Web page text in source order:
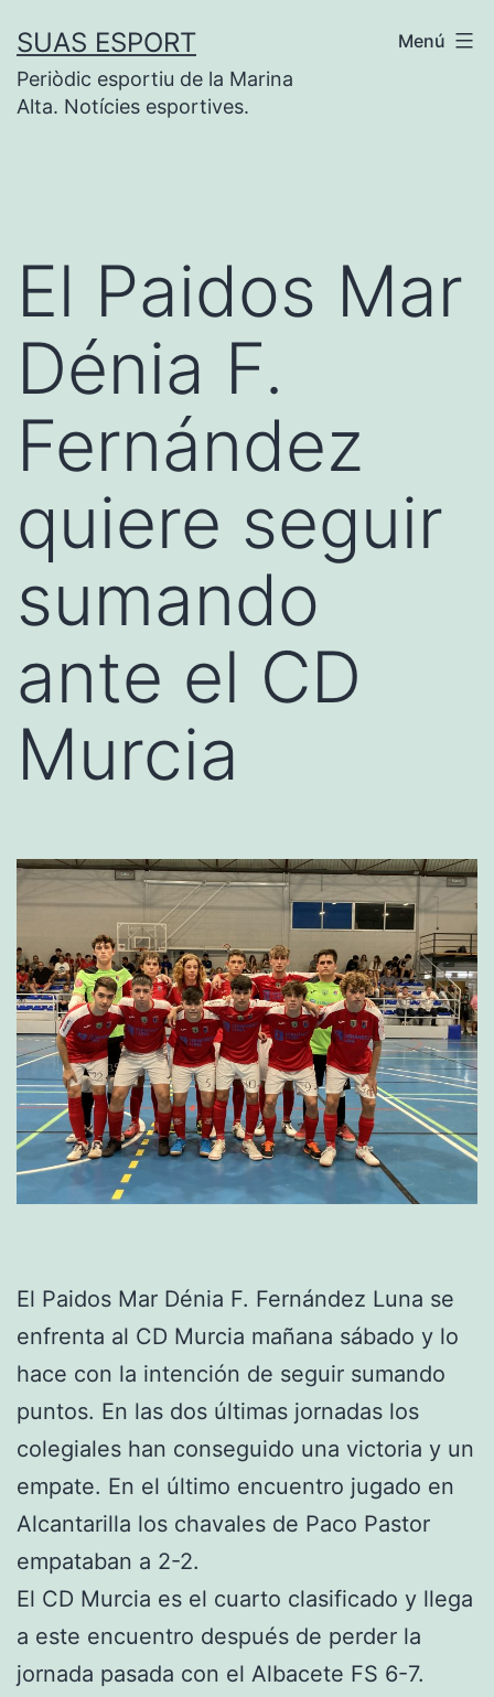
contenido
SUAS ESPORT
Periòdic esportiu de la Marina
Alta. Notícies esportives.
Menú
El Paidos Mar
Dénia F.
Fernández
quiere seguir
sumando
ante el CD
Murcia
El Paidos Mar Dénia F. Fernández Luna se
enfrenta al CD Murcia mañana sábado y lo
hace con la intención de seguir sumando
puntos. En las dos últimas jornadas los
colegiales han conseguido una victoria y un
empate. En el último encuentro jugado en
Alcantarilla los chavales de Paco Pastor
empataban a 2-2.
El CD Murcia es el cuarto clasificado y llega
a este encuentro después de perder la
jornada pasada con el Albacete FS 6-7.